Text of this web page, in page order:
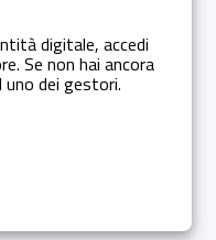
digitale, accedi
Se non hai ancora
dei gestori.